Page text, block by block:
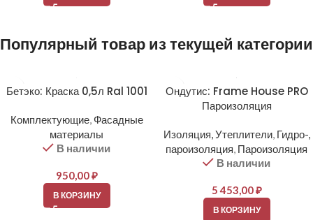
Популярный товар из текущей категории
Бетэко: Краска 0,5л Ral 1001
Комплектующие, Фасадные
материалы
В наличии
950,00₽
В КОРЗИНУ
Ондутис: Frame House PRO
Пароизоляция
Изоляция, Утеплители, Гидро-,
пароизоляция, Пароизоляция
В наличии
5 453,00₽
В КОРЗИНУ